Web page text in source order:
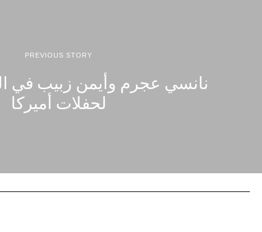
PREVIOUS STORY
نانسي عجرم وأيمن زبيب في
لحفلات أميركا‏